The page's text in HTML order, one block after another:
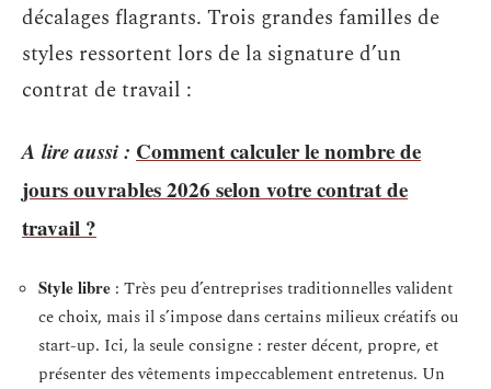
décalages flagrants. Trois grandes familles de
styles ressortent lors de la signature d’un
contrat de travail :
A lire aussi : Comment calculer le nombre de
jours ouvrables 2026 selon votre contrat de
travail ?
Style libre : Très peu d’entreprises traditionnelles valident
ce choix, mais il s’impose dans certains milieux créatifs ou
start-up. Ici, la seule consigne : rester décent, propre, et
présenter des vêtements impeccablement entretenus. Un